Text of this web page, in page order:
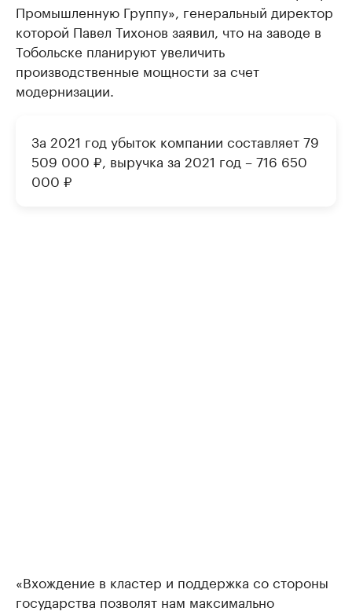
Промышленную Группу», генеральный директор
которой Павел Тихонов заявил, что на заводе в
Тобольске планируют увеличить
производственные мощности за счет
модернизации.
За 2021 год убыток компании составляет 79
509 000 ₽, выручка за 2021 год – 716 650
000 ₽
«Вхождение в кластер и поддержка со стороны
государства позволят нам максимально